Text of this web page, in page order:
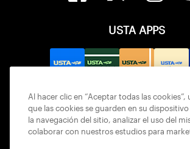
USTA APPS
Al hacer clic en “Aceptar todas las cookies”,
que las cookies se guarden en su
la navegación del sitio, analizar el uso del
colaborar con nuestros estudios para